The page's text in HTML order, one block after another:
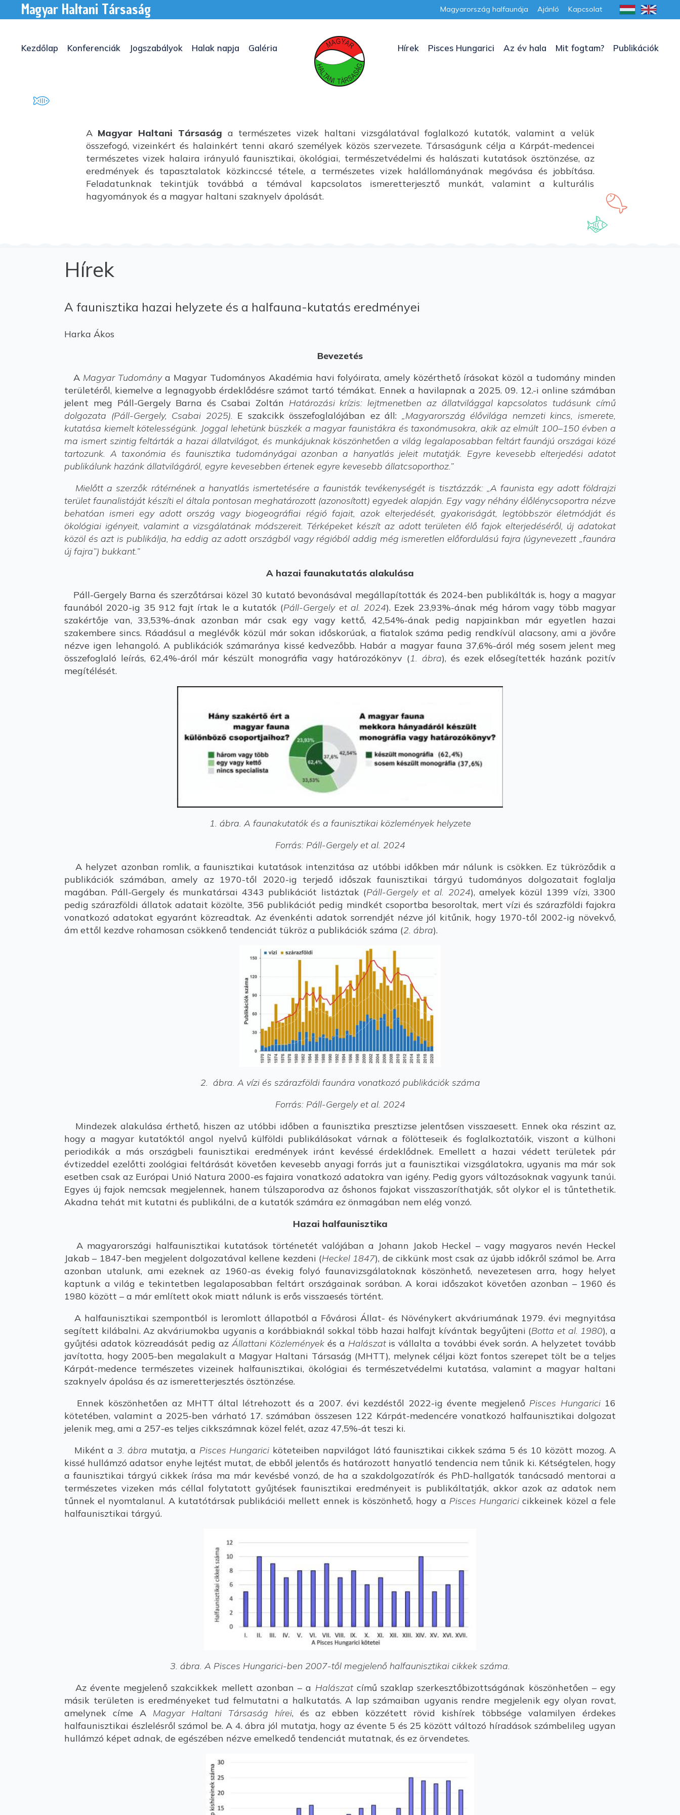
Magyar Haltani Társaság Magyarország halfaunája Ajánló Kapcsolat
Kezdőlap Konferenciák Jogszabályok Halak napja Galéria Hírek Pisces Hungarici Az év hala Mit fogtam? Publikációk
A Magyar Haltani Társaság a természetes vizek haltani vizsgálatával foglalkozó kutatók, valamint a velük
összefogó, vizeinkért és halainkért tenni akaró személyek közös szervezete. Társaságunk célja a Kárpát-medencei
természetes vizek halaira irányuló faunisztikai, ökológiai, természetvédelmi és halászati kutatások ösztönzése, az
eredmények és tapasztalatok közkinccsé tétele, a természetes vizek halállományának megóvása és jobbítása.
Feladatunknak tekintjük továbbá a témával kapcsolatos ismeretterjesztő munkát, valamint a kulturális
hagyományok és a magyar haltani szaknyelv ápolását.
Hírek
A faunisztika hazai helyzete és a halfauna-kutatás eredményei
Harka Ákos
Bevezetés
A Magyar Tudománya Magyar Tudományos Akadémia havi folyóirata, amely közérthető írásokat közöl a tudomány minden
területéről, kiemelve a legnagyobb érdeklődésre számot tartó témákat. Ennek a havilapnak a 2025. 09. 12.-i online számában
jelent meg Páll-Gergely Barna és Csabai Zoltán Határozási krízis: lejtmenetben az állatvilággal kapcsolatos tudásunk című
dolgozata (Páll-Gergely, Csabai 2025). E szakcikk összefoglalójában ez áll: „Magyarország élővilága nemzeti kincs, ismerete,
kutatása kiemelt kötelességünk. Joggal lehetünk büszkék a magyar faunistákra és taxonómusokra, akik az elmúlt 100–150 évben a
ma ismert szintig feltárták a hazai állatvilágot, és munkájuknak köszönhetően a világ legalaposabban feltárt faunájú országai közé
tartozunk. A taxonómia és faunisztika tudományágai azonban a hanyatlás jeleit mutatják. Egyre kevesebb elterjedési adatot
publikálunk hazánk állatvilágáról, egyre kevesebben értenek egyre kevesebb állatcsoporthoz.”
Mielőtt a szerzők rátérnének a hanyatlás ismertetésére a faunisták tevékenységét is tisztázzák: „A faunista egy adott földrajzi
terület faunalistáját készíti el általa pontosan meghatározott (azonosított) egyedek alapján. Egy vagy néhány élőlénycsoportra nézve
behatóan ismeri egy adott ország vagy biogeográfiai régió fajait, azok elterjedését, gyakoriságát, legtöbbször életmódját és
ökológiai igényeit, valamint a vizsgálatának módszereit. Térképeket készít az adott területen élő fajok elterjedéséről, új adatokat
közöl és azt is publikálja, ha eddig az adott országból vagy régióból addig még ismeretlen előfordulású fajra (úgynevezett „faunára
új fajra”) bukkant.”
A hazai faunakutatás alakulása
Páll-Gergely Barna és szerzőtársai közel 30 kutató bevonásával megállapították és 2024-ben publikálták is, hogy a magyar
faunából 2020-ig 35 912 fajt írtak le a kutatók (Páll-Gergely et al. 2024). Ezek 23,93%-ának még három vagy több magyar
szakértője van, 33,53%-ának azonban már csak egy vagy kettő, 42,54%-ának pedig napjainkban már egyetlen hazai
szakembere sincs. Ráadásul a meglévők közül már sokan időskorúak, a fiatalok száma pedig rendkívül alacsony, ami a jövőre
nézve igen lehangoló. A publikációk számaránya kissé kedvezőbb. Habár a magyar fauna 37,6%-áról még sosem jelent meg
összefoglaló leírás, 62,4%-áról már készült monográfia vagy határozókönyv (1. ábra), és ezek elősegítették hazánk pozitív
megítélését.
1. ábra. A faunakutatók és a faunisztikai közlemények helyzete
Forrás: Páll-Gergely et al. 2024
A helyzet azonban romlik, a faunisztikai kutatások intenzitása az utóbbi időkben már nálunk is csökken. Ez tükröződik a
publikációk számában, amely az 1970-től 2020-ig terjedő időszak faunisztikai tárgyú tudományos dolgozatait foglalja
magában. Páll-Gergely és munkatársai 4343 publikációt listáztak (Páll-Gergely et al. 2024), amelyek közül 1399 vízi, 3300
pedig szárazföldi állatok adatait közölte, 356 publikációt pedig mindkét csoportba besoroltak, mert vízi és szárazföldi fajokra
vonatkozó adatokat egyaránt közreadtak. Az évenkénti adatok sorrendjét nézve jól kitűnik, hogy 1970-től 2002-ig növekvő,
ám ettől kezdve rohamosan csökkenő tendenciát tükröz a publikációk száma (2. ábra).
2. ábra. A vízi és szárazföldi faunára vonatkozó publikációk száma
Forrás: Páll-Gergely et al. 2024
Mindezek alakulása érthető, hiszen az utóbbi időben a faunisztika presztizse jelentősen visszaesett. Ennek oka részint az,
hogy a magyar kutatóktól angol nyelvű külföldi publikálásokat várnak a fölötteseik és foglalkoztatóik, viszont a külhoni
periodikák a más országbeli faunisztikai eredmények iránt kevéssé érdeklődnek. Emellett a hazai védett területek pár
évtizeddel ezelőtti zoológiai feltárását követően kevesebb anyagi forrás jut a faunisztikai vizsgálatokra, ugyanis ma már sok
esetben csak az Európai Unió Natura 2000-es fajaira vonatkozó adatokra van igény. Pedig gyors változásoknak vagyunk tanúi.
Egyes új fajok nemcsak megjelennek, hanem túlszaporodva az őshonos fajokat visszaszoríthatják, sőt olykor el is tűntethetik.
Akadna tehát mit kutatni és publikálni, de a kutatók számára ez önmagában nem elég vonzó.
Hazai halfaunisztika
A magyarországi halfaunisztikai kutatások történetét valójában a Johann Jakob Heckel – vagy magyaros nevén Heckel
Jakab – 1847-ben megjelent dolgozatával kellene kezdeni (Heckel 1847), de cikkünk most csak az újabb időkről számol be. Arra
azonban utalunk, ami ezeknek az 1960-as évekig folyó faunavizsgálatoknak köszönhető, nevezetesen arra, hogy helyet
kaptunk a világ e tekintetben legalaposabban feltárt országainak sorában. A korai időszakot követően azonban – 1960 és
1980 között – a már említett okok miatt nálunk is erős visszaesés történt.
A halfaunisztikai szempontból is leromlott állapotból a Fővárosi Állat- és Növénykert akváriumának 1979. évi megnyitása
segített kilábalni. Az akváriumokba ugyanis a korábbiaknál sokkal több hazai halfajt kívántak begyűjteni (Botta et al. 1980), a
gyűjtési adatok közreadását pedig az Állattani Közlemények és a Halászat is vállalta a további évek során. A helyzetet tovább
javította, hogy 2005-ben megalakult a Magyar Haltani Társaság (MHTT), melynek céljai közt fontos szerepet tölt be a teljes
Kárpát-medence természetes vizeinek halfaunisztikai, ökológiai és természetvédelmi kutatása, valamint a magyar haltani
szaknyelv ápolása és az ismeretterjesztés ösztönzése.
Ennek köszönhetően az MHTT által létrehozott és a 2007. évi kezdéstől 2022-ig évente megjelenő Pisces Hungarici 16
kötetében, valamint a 2025-ben várható 17. számában összesen 122 Kárpát-medencére vonatkozó halfaunisztikai dolgozat
jelenik meg, ami a 257-es teljes cikkszámnak közel felét, azaz 47,5%-át teszi ki.
Miként a 3. ábra mutatja, a Pisces Hungarici köteteiben napvilágot látó faunisztikai cikkek száma 5 és 10 között mozog. A
kissé hullámzó adatsor enyhe lejtést mutat, de ebből jelentős és határozott hanyatló tendencia nem tűnik ki. Kétségtelen, hogy
a faunisztikai tárgyú cikkek írása ma már kevésbé vonzó, de ha a szakdolgozatírók és PhD-hallgatók tanácsadó mentorai a
természetes vizeken más céllal folytatott gyűjtések faunisztikai eredményeit is publikáltatják, akkor azok az adatok nem
tűnnek el nyomtalanul. A kutatótársak publikációi mellett ennek is köszönhető, hogy a Pisces Hungaricicikkeinek közel a fele
halfaunisztikai tárgyú.
3. ábra. A Pisces Hungarici-ben 2007-től megjelenő halfaunisztikai cikkek száma.
Az évente megjelenő szakcikkek mellett azonban – a Halászatcímű szaklap szerkesztőbizottságának köszönhetően – egy
másik területen is eredményeket tud felmutatni a halkutatás. A lap számaiban ugyanis rendre megjelenik egy olyan rovat,
amelynek címe A Magyar Haltani Társaság hírei, és az ebben közzétett rövid kishírek többsége valamilyen érdekes
halfaunisztikai észlelésről számol be. A 4. ábra jól mutatja, hogy az évente 5 és 25 között változó híradások számbelileg ugyan
hullámzó képet adnak, de egészében nézve emelkedő tendenciát mutatnak, és ez örvendetes.